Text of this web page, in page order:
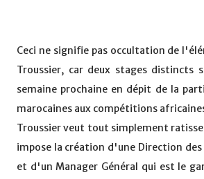
Ceci ne signifie pas occultation de
Troussier, car deux stages distincts
semaine prochaine en dépit de la
marocaines aux compétitions
Troussier veut tout simplement
impose la création d'une Direction des
et d'un Manager Général qui est le